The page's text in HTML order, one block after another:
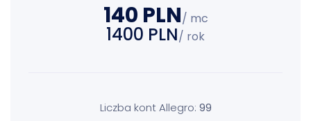
140 PLN/ mc
1400 PLN/ rok
Liczba kont Allegro: 99